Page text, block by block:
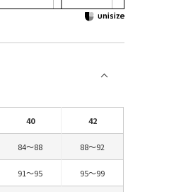
40 42
84～88 88～92
91～95 95～99